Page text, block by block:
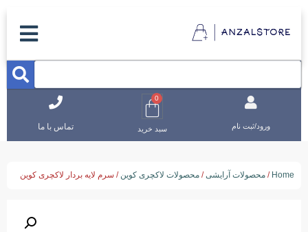
ورود/ثبت نام
0
سبد خرید تماس با ما
Home
/ محصولات آرایشی/ محصولات لاکچری کوین / سرم لایه بردار لاکچری کوین